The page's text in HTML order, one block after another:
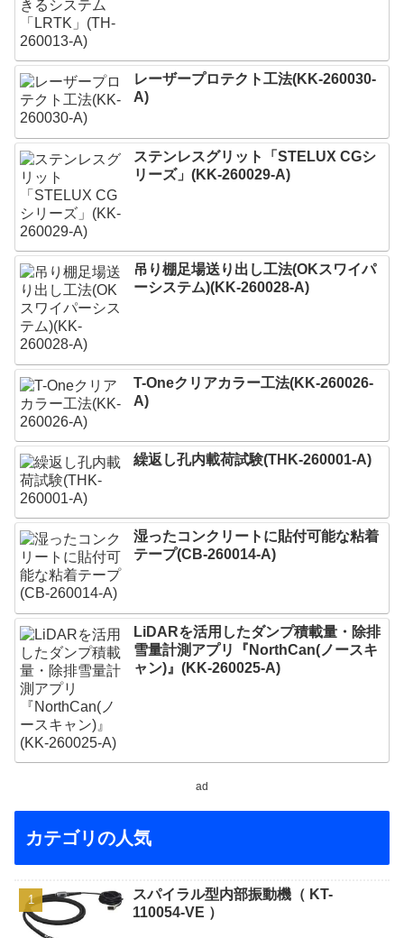
レーザープロテクト⼯法(KK-260030-
A)
ステンレスグリット「STELUX CGシ
リーズ」(KK-260029-A)
吊り棚足場送り出し工法(OKスワイパ
ーシステム)(KK-260028-A)
T-Oneクリアカラー工法(KK-260026-
A)
繰返し孔内載荷試験(THK-260001-A)
湿ったコンクリートに貼付可能な粘着
テープ(CB-260014-A)
LiDARを活用したダンプ積載量・除排
雪量計測アプリ『NorthCan(ノースキ
ャン)』(KK-260025-A)
ad
カテゴリの人気
スパイラル型内部振動機（ KT-
110054-VE ）